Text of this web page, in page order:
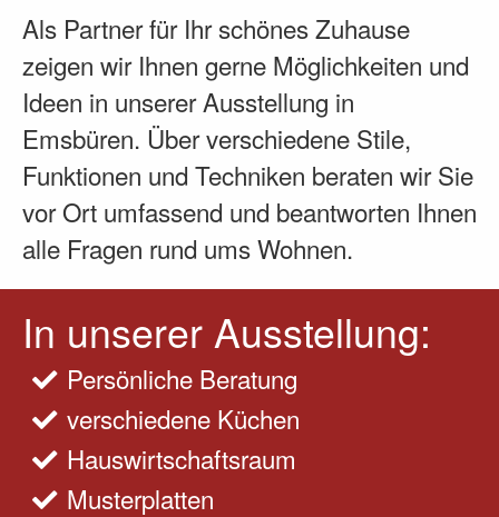
Als Partner für Ihr schönes Zuhause
zeigen wir Ihnen gerne Möglichkeiten und
Ideen in unserer Ausstellung in
Emsbüren. Über verschiedene Stile,
Funktionen und Techniken beraten wir Sie
vor Ort umfassend und beantworten Ihnen
alle Fragen rund ums Wohnen.
In unserer Ausstellung:
Persönliche Beratung
verschiedene Küchen
Hauswirtschaftsraum
Musterplatten